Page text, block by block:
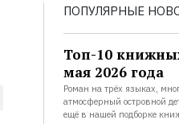
ПОПУЛЯРНЫЕ
Топ-10
мая 2026 года
Роман на трёх языках,
атмосферный островной
ещё в нашей подборке